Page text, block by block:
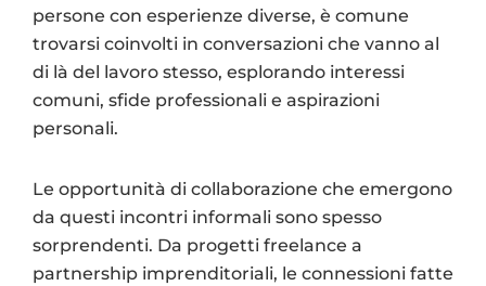
persone con esperienze diverse, è comune
trovarsi coinvolti in conversazioni che vanno al
di là del lavoro stesso, esplorando interessi
comuni, sfide professionali e aspirazioni
personali.
Le opportunità di collaborazione che emergono
da questi incontri informali sono spesso
sorprendenti. Da progetti freelance a
partnership imprenditoriali, le connessioni fatte